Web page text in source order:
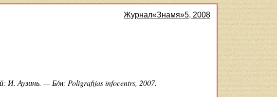
Журнал«Знамя»5, 2008
И. Аузинь. — Б/м: Poligrafijas infocentrs, 2007.